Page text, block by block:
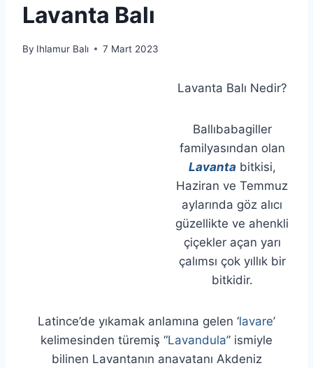
Lavanta Balı
By Ihlamur Balı 7 Mart 2023
Lavanta Balı Nedir?
Ballıbabagiller
familyasından olan
Lavantabitkisi,
Haziran ve Temmuz
aylarında göz alıcı
güzellikte ve ahenkli
çiçekler açan yarı
çalımsı çok yıllık bir
bitkidir.
Latince’de yıkamak anlamına gelen ‘lavare’
kelimesinden türemiş “Lavandula” ismiyle
bilinen Lavantanın anavatanı Akdeniz